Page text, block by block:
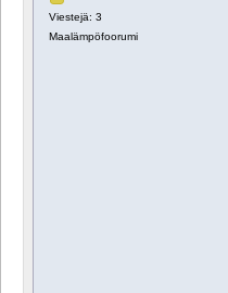
Viestejä: 3
Maalämpöfoorumi